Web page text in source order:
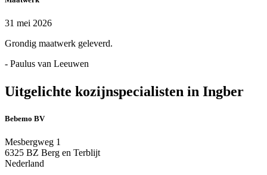
31 mei 2026
Grondig maatwerk geleverd.
- Paulus van Leeuwen
Uitgelichte kozijnspecialisten in Ingber
Bebemo BV
Mesbergweg 1
6325 BZ Berg en Terblijt
Nederland